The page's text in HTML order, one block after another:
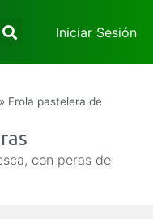
Iniciar Sesión
» Frola pastelera de
con peras de